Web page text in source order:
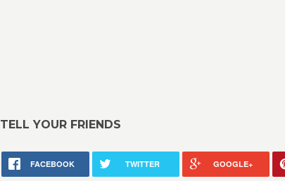
TELL YOUR FRIENDS
FACEBOOK TWITTER GOOGLE+